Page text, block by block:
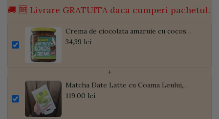
🚚 🆓 Livrare GRATUITA daca cumperi pachetul.
Crema de ciocolata amaruie cu cocos
bio, 250g
34,39 lei
+
Matcha Date Latte cu Coama Leului,
Pudră de Curmale și Ghimbir, ECO, 300g
119,00 lei